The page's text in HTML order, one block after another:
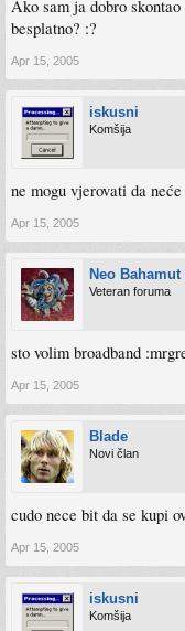
Ako sam ja dobro
besplatno? :?
Apr 15, 2005
iskusni
Komšija
ne mogu vjerovati da
Apr 15, 2005
Neo Bahamut
Veteran foruma
sto volim broadband
Apr 15, 2005
Blade
Novi član
cudo nece bit da se kupi
Apr 15, 2005
iskusni
Komšija